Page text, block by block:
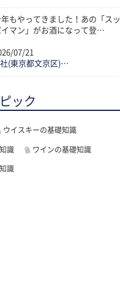
もやってきました！あの「スッ
イマン」がお酒になって登…
07/21
(東京都文京区)…
ック
ウイスキーの基礎知識
識 ワインの基礎知識
識